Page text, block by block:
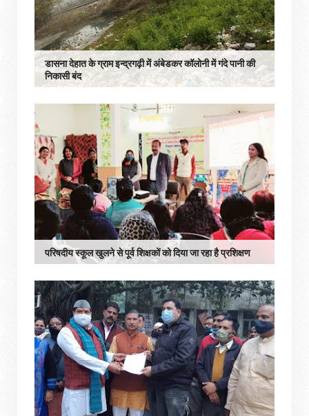
डासना देहात के ग्राम इन्द्रगढ़ी में अंबेडकर कॉलोनी में गंदे पानी की
निकासी बंद
परिषदीय स्कूल खुलने से पूर्व शिक्षकों को दिया जा रहा है प्रशिक्षण